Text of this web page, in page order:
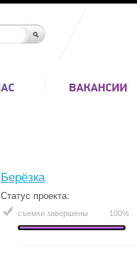
Берёзка
Статус проекта:
съемки завершены 100%